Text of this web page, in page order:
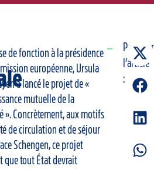
de fonction à la présidence
européenne, Ursula
a lancé le projet de «
mutuelle de la
». Concrètement, aux motifs
de circulation et de séjour
Schengen, ce projet
que tout État devrait
Partager
l’article
: